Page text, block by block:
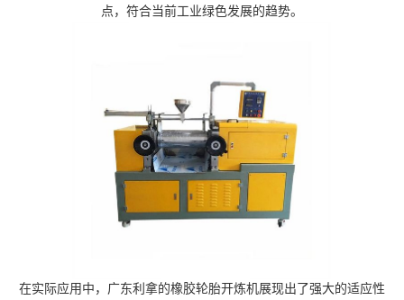
点，符合当前工业绿色发展的趋势。
在实际应用中，广东利拿的橡胶轮胎开炼机展现出了强大的适应性